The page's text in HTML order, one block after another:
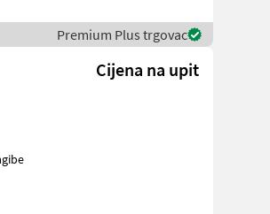
Premium Plus trgovac
Cijena na upit